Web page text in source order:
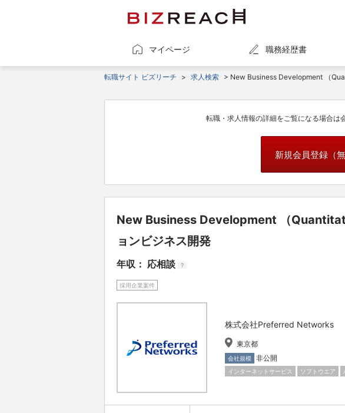
マイページ 職務経歴書
転職サイト ビズリーチ > 求人検索 > New Business Development （
転職・求人情報の詳細をご覧になる場合は
新規会員登録（無
New Business Development （
ョンビジネス開発
年収： 応相談 ?
採用企業案件
株式会社Preferred Networks
東京都
会社規模 非公開
インターネットサービス ソフトウエア